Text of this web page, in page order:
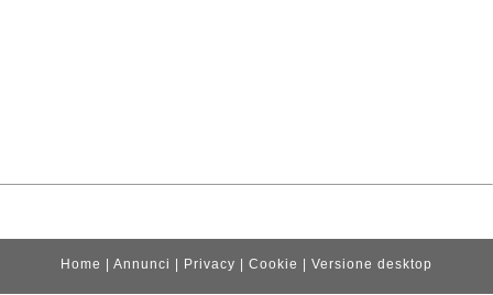
Home Annunci Privacy Cookie Versione desktop